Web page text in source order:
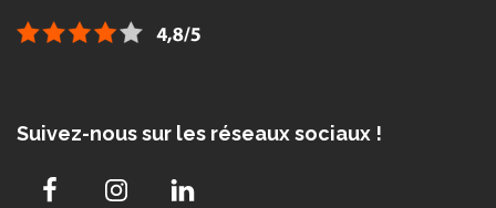
Suivez-nous sur les réseaux sociaux !